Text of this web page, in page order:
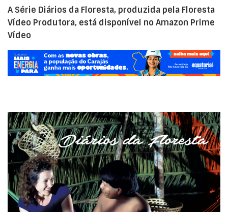
A Série Diários da Floresta, produzida pela Floresta
Vídeo Produtora, está disponível no Amazon Prime
Vídeo